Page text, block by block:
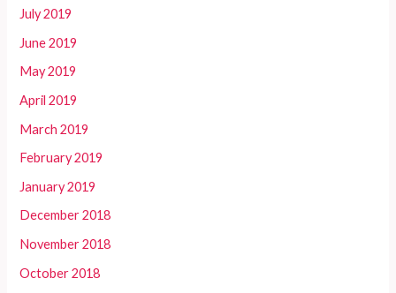
July 2019
June 2019
May 2019
April 2019
March 2019
February 2019
January 2019
December 2018
November 2018
October 2018